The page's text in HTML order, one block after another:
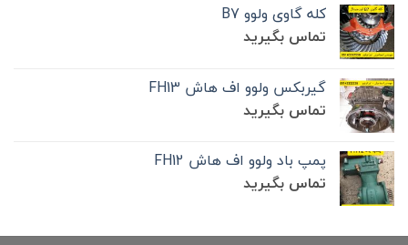
کله گاوی ولوو B7
تماس بگیرید
گیربکس ولوو اف هاش FH13
تماس بگیرید
پمپ باد ولوو اف هاش FH12
تماس بگیرید